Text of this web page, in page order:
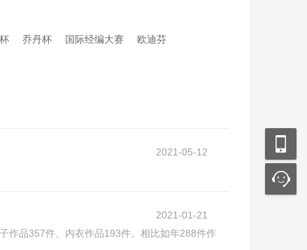
乔丹杯 国际经编大赛 欧迪芬
2021-05-12
2021-01-21
作品357件、内衣作品193件。相比如年288件作